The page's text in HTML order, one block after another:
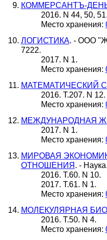
КОММЕРСАНТЪ-
2016. N 44, 50,
Место хранения:
ЛОГИСТИКА. - ООО
7222.
2017. N 1.
Место хранения:
МАТЕМАТИЧЕСКИЙ
2016. Т.207. N 12.
Место хранения:
МЕЖДУНАРОДНАЯ
2017. N 1.
Место хранения:
МИРОВАЯ
ОТНОШЕНИЯ. -
2016. Т.60. N 10.
2017. Т.61. N 1.
Место хранения:
МОЛЕКУЛЯРНАЯ
2016. Т.50. N 4.
Место хранения: